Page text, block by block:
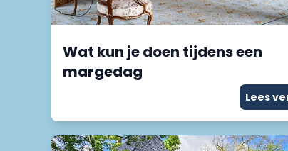
Wat kun je doen tijdens een
margedag
Lees